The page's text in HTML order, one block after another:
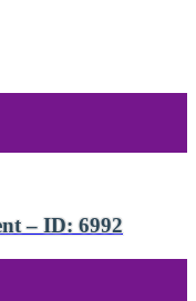
– ID: 6992